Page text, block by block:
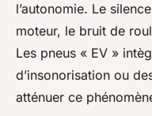
l’autonomie. Le
moteur, le bruit de
Les pneus « EV »
d’insonorisation ou
atténuer ce